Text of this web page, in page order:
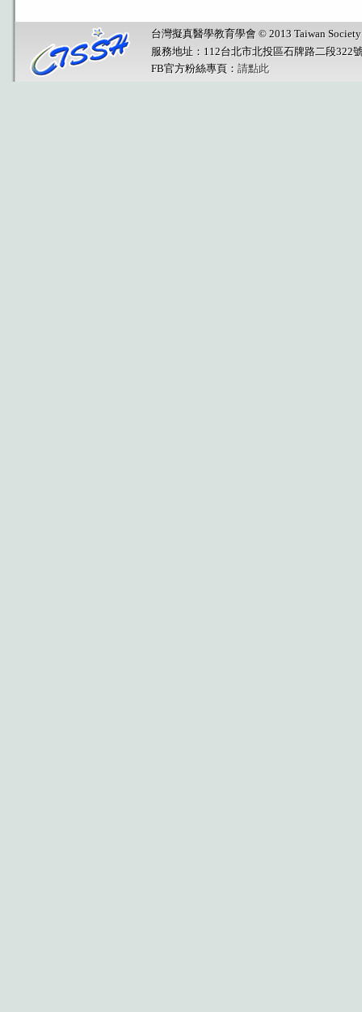
台灣擬真醫學教育學會 © 2013 Taiwan
服務地址：112台北市北投區石牌路二段322
FB官方粉絲專頁： 請點此